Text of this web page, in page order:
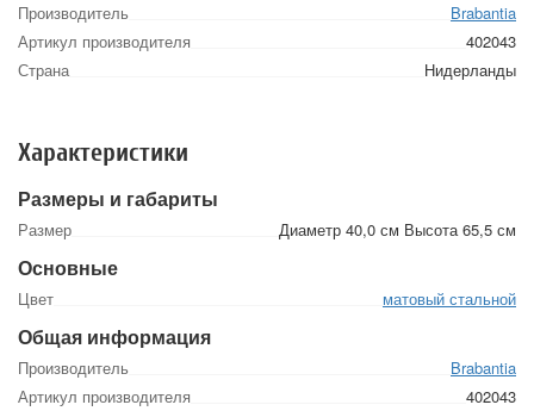
Производитель
Brabantia
Артикул производителя
402043
Страна
Нидерланды
Характеристики
Размеры и габариты
Размер Диаметр 40,0 см Высота 65,5 см
Основные
Цвет матовый стальной
Общая информация
Производитель
Brabantia
Артикул производителя
402043